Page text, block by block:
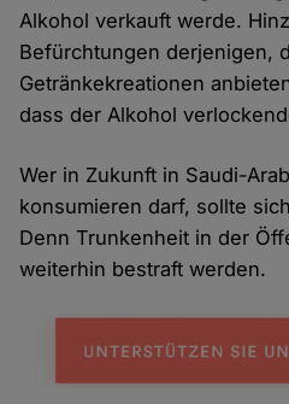
Alkohol verkauft werde.
Befürchtungen derjenigen,
Getränkekreationen
dass der Alkohol
Wer in Zukunft in Saudi-
konsumieren darf, sollte
Denn Trunkenheit in der
weiterhin bestraft werden.